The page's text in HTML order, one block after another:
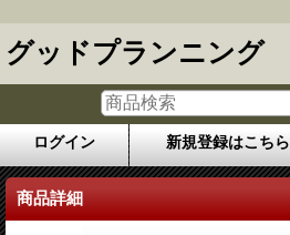
グッドプランニング
ログイン 新規登録はこちら
商品詳細